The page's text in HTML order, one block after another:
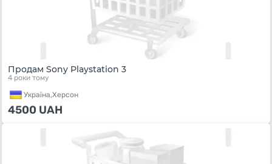
Продам Sony Playstation 3
4 роки тому
Україна,Херсон
4500 UAH